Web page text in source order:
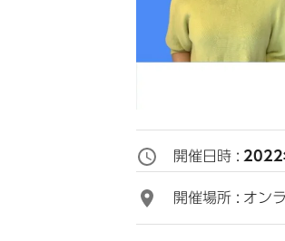
開催日時 : 2022
開催場所 : オン